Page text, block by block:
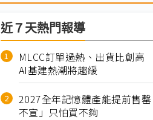
近７天熱門報導
MLCC訂單過熱、出貨比創
AI基建熱潮將趨緩
2027全年記憶體產能提前售
不宣」只怕買不夠